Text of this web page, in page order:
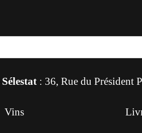
Sélestat : 36, Rue du Président
Vins